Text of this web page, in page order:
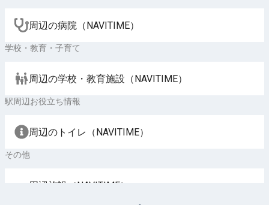
周辺の病院（NAVITIME）
学校・教育・子育て
周辺の学校・教育施設（NAVITIME）
駅周辺お役立ち情報
周辺のトイレ（NAVITIME）
その他
周辺施設（NAVITIME）